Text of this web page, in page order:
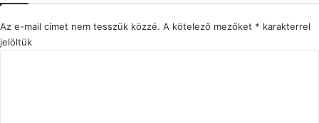
Az e-mail címet nem tesszük közzé. A kötelező mezőket * karakterrel
jelöltük